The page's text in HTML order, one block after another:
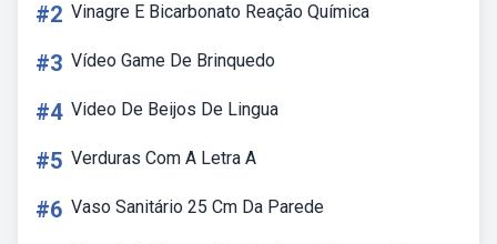
#2 Vinagre E Bicarbonato Reação Química
#3 Vídeo Game De Brinquedo
#4 Video De Beijos De Lingua
#5 Verduras Com A Letra A
#6 Vaso Sanitário 25 Cm Da Parede